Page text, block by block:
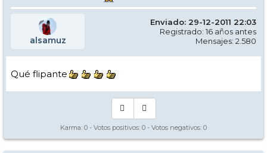
alsamuz
Enviado: 29-12-2011 22:03
Registrado: 16 años antes
Mensajes: 2.580
Qué flipante
Karma: 0 - Votos positivos: 0 - Votos negativos: 0